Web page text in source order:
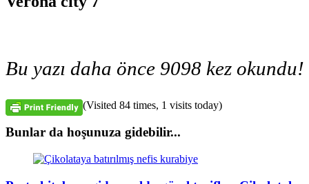
Bu yazı daha önce 9098 kez okundu!
(Visited 84 times, 1 visits today)
Bunlar da hoşunuza gidebilir...